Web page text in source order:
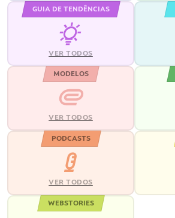
GUIA DE TENDÊNCIAS
VER TODOS
MODELOS
VER TODOS
PODCASTS
VER TODOS
WEBSTORIES